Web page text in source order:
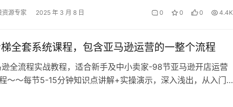
略。传授开发信撰写、电话开发…
资源专家 2025 年 3 月 8 日 0 0 0 4.4K
全套系统课程，包含亚马逊运营的一整个流程
全流程实战教程，适合新手及中小卖家-98节亚马逊开店运营
～～每节5-15分钟知识点讲解+实操演示，深入浅出，从入门